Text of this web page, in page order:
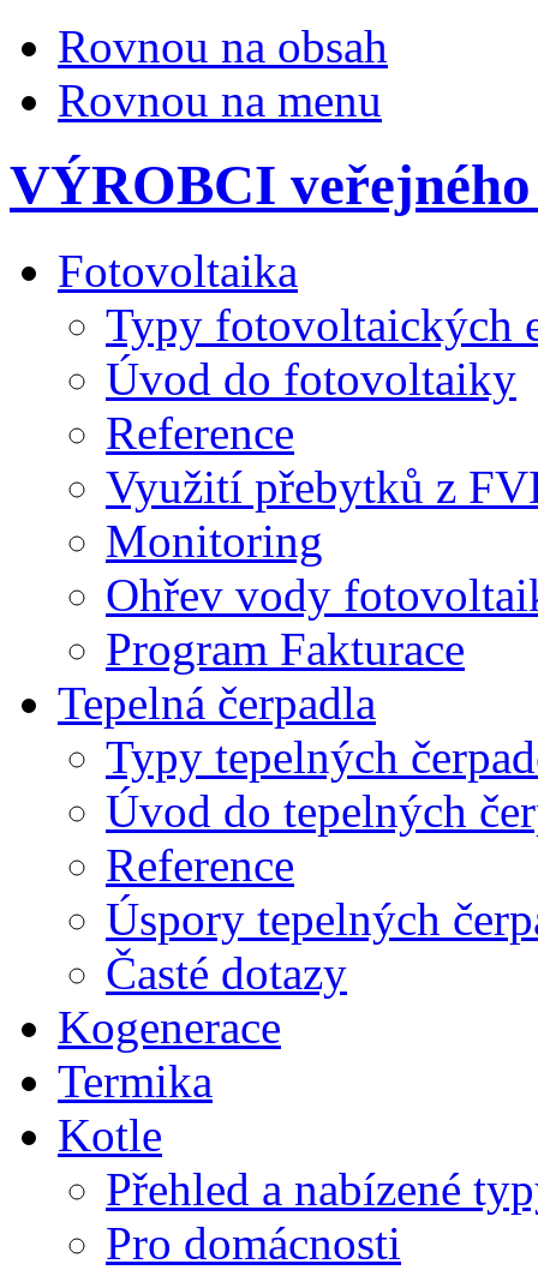
Rovnou na obsah
Rovnou na menu
VÝROBCI
Fotovoltaika
Typy fotovoltaických
Úvod do fotovoltaiky
Reference
Využití přebytků z
Monitoring
Ohřev vody
Program Fakturace
Tepelná čerpadla
Typy tepelných
Úvod do tepelných
Reference
Úspory tepelných
Časté dotazy
Kogenerace
Termika
Kotle
Přehled a nabízené
Pro domácnosti